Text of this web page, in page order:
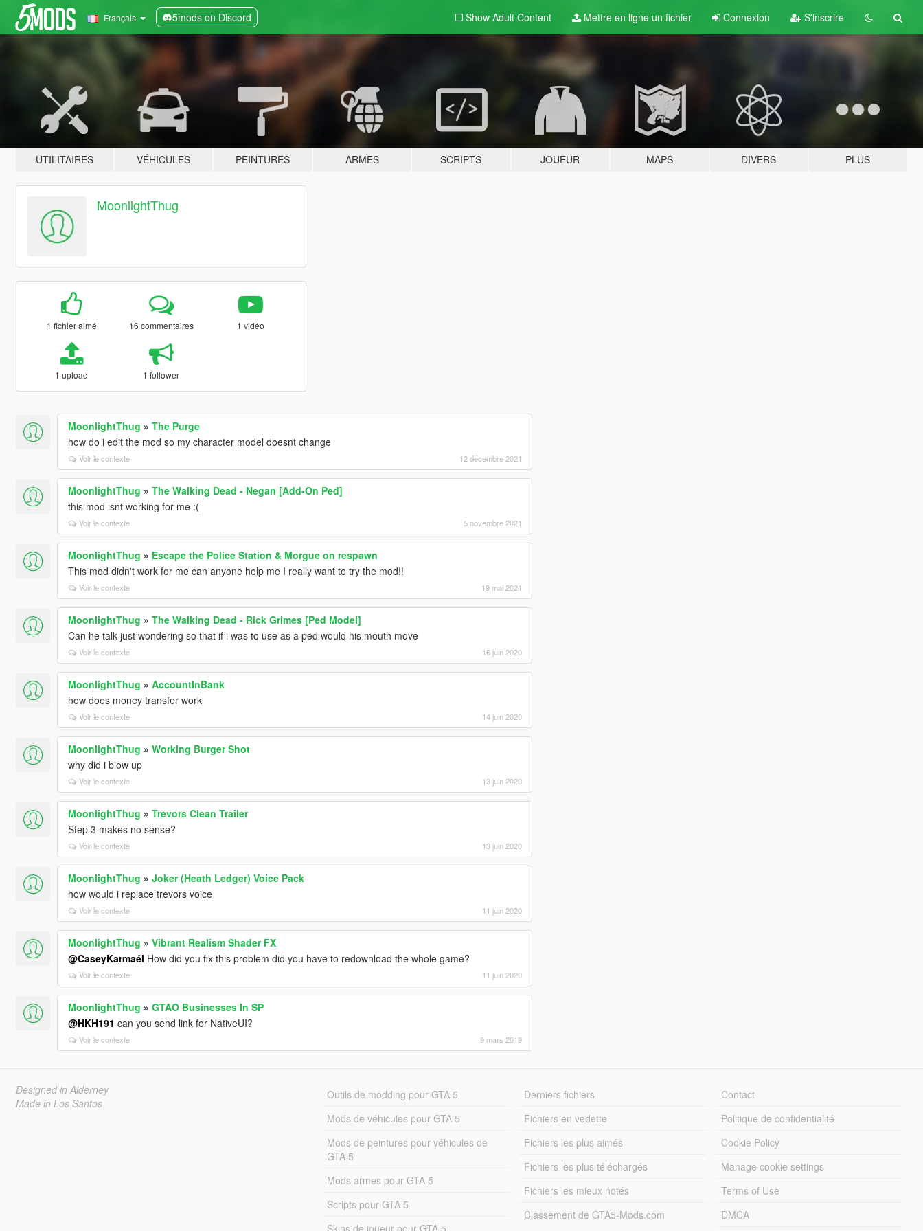
Français 5mods on Discord Show Adult Content Mettre en ligne un fichier Connexion S'inscrire
UTILITAIRES VÉHICULES PEINTURES ARMES SCRIPTS JOUEUR MAPS DIVERS PLUS
MoonlightThug
1 fichier aimé 16 commentaires 1 vidéo
1 upload 1 follower
MoonlightThug » The Purge
how do i edit the mod so my character model doesnt change
Voir le contexte 12 décembre 2021
MoonlightThug » The Walking Dead - Negan [Add-On Ped]
this mod isnt working for me :(
Voir le contexte 5 novembre 2021
MoonlightThug » Escape the Police Station & Morgue on respawn
This mod didn't work for me can anyone help me I really want to try the mod!!
Voir le contexte 19 mai 2021
MoonlightThug » The Walking Dead - Rick Grimes [Ped Model]
Can he talk just wondering so that if i was to use as a ped would his mouth move
Voir le contexte 16 juin 2020
MoonlightThug » AccountInBank
how does money transfer work
Voir le contexte 14 juin 2020
MoonlightThug » Working Burger Shot
why did i blow up
Voir le contexte 13 juin 2020
MoonlightThug » Trevors Clean Trailer
Step 3 makes no sense?
Voir le contexte 13 juin 2020
MoonlightThug » Joker (Heath Ledger) Voice Pack
how would i replace trevors voice
Voir le contexte 11 juin 2020
MoonlightThug » Vibrant Realism Shader FX
@CaseyKarmaél How did you fix this problem did you have to redownload the whole game?
Voir le contexte 11 juin 2020
MoonlightThug » GTAO Businesses In SP
@HKH191 can you send link for NativeUI?
Voir le contexte 9 mars 2019
Designed in Alderney
Made in Los Santos
Outils de modding pour GTA 5
Mods de véhicules pour GTA 5
Mods de peintures pour véhicules de
GTA 5
Mods armes pour GTA 5
Scripts pour GTA 5
Skins de joueur pour GTA 5
Derniers fichiers
Fichiers en vedette
Fichiers les plus aimés
Fichiers les plus téléchargés
Fichiers les mieux notés
Classement de GTA5-Mods.com
Contact
Politique de confidentialité
Cookie Policy
Manage cookie settings
Terms of Use
DMCA